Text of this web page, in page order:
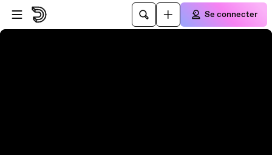
Passer au player
Passer au contenu principal
Se connecter